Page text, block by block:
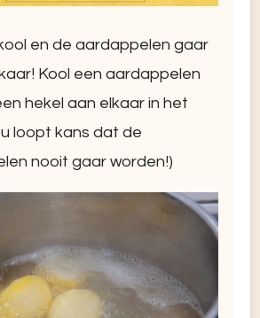
en de aardappelen gaar
Kool een aardappelen
hekel aan elkaar in het
loopt kans dat de
nooit gaar worden!)